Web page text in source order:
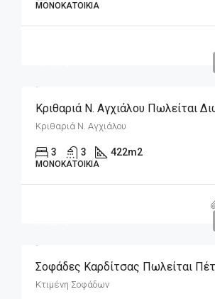
ΜΟΝΟΚΑΤΟΙΚΊΑ
Κριθαριά Ν. Αγχιάλου
3 3 422m2
ΜΟΝΟΚΑΤΟΙΚΊΑ
Κτιμένη Σοφάδων